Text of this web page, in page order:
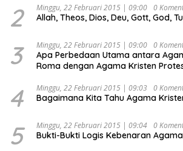
2 Minggu, 22 Februari 2015 | 09:00 0
Allah, Theos, Dios, Deu, Gott, God,
3 Minggu, 22 Februari 2015 | 09:00 0
Apa Perbedaan Utama antara
Roma dengan Agama Kristen
4 Minggu, 22 Februari 2015 | 09:03 0
Bagaimana Kita Tahu Agama
5 Minggu, 22 Februari 2015 | 09:04 0
Bukti-Bukti Logis Kebenaran